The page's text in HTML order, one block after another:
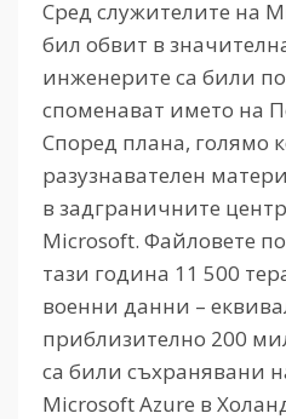
Сред служителите на
бил обвит в
инженерите са били
споменават името на
Според плана, голямо
разузнавателен
в задграничните
Microsoft. Файловете
тази година 11 500
военни данни –
приблизително 200
са били съхранявани
Microsoft Azure в